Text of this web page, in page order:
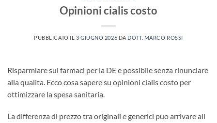
Opinioni cialis costo
PUBBLICATO IL 3 GIUGNO 2026 DA DOTT. MARCO ROSSI
Risparmiare sui farmaci per la DE e possibile senza rinunciare
alla qualita. Ecco cosa sapere su opinioni cialis costo per
ottimizzare la spesa sanitaria.
La differenza di prezzo tra originali e generici puo arrivare all